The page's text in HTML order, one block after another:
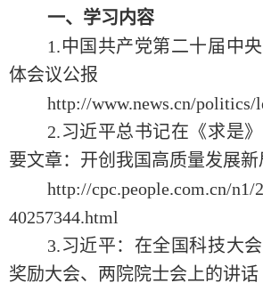
一、学习内容
1.中国共产党第二十届中
体会议公报
http://www.news.cn/politics/
2.习近平总书记在《求是
要文章：开创我国高质量发展新
http://cpc.people.com.cn/n1/
40257344.html
3.习近平：在全国科技大
奖励大会、两院院士会上的讲话